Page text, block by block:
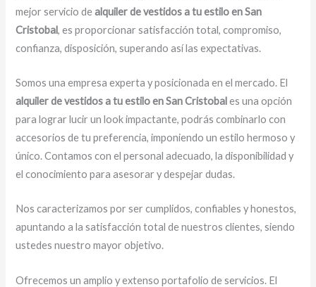
mejor servicio dealquiler de vestidos a tu estilo en San
Cristobal, es proporcionar satisfacción total, compromiso,
confianza, disposición, superando así las expectativas.
Somos una empresa experta y posicionada en el mercado. El
alquiler de vestidos a tu estilo en San Cristobales una opción
para lograr lucir un look impactante, podrás combinarlo con
accesorios de tu preferencia, imponiendo un estilo hermoso y
único. Contamos con el personal adecuado, la disponibilidad y
el conocimiento para asesorar y despejar dudas.
Nos caracterizamos por ser cumplidos, confiables y honestos,
apuntando a la satisfacción total de nuestros clientes, siendo
ustedes nuestro mayor objetivo.
Ofrecemos un amplio y extenso portafolio de servicios. El